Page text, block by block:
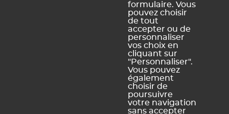
formulaire. Vous
pouvez choisir
de tout
accepter ou de
personnaliser
vos choix en
cliquant sur
"Personnaliser".
Vous pouvez
également
choisir de
poursuivre
votre navigation
sans accepter